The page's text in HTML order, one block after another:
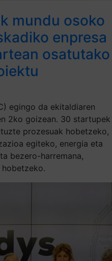
mundu osoko
enpresa
osatutako
egingo da ekitaldiaren
2ko goizean. 30 startupek
prozesuak hobetzeko,
egiteko, energia eta
bezero-harremana,